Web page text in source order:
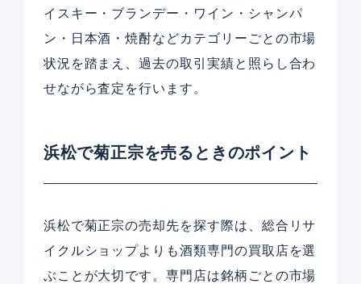
イスキー・ブランデー・ワイン・シャンパ
ン・日本酒・焼酎などカテゴリーごとの市場
状況を踏まえ、過去の取引実績と照らし合わ
せながら査定を行います。
浜松で菊正宗を売るときのポイント
浜松で菊正宗の売却先を探す際は、総合リサ
イクルショップよりも酒類専門の買取店を選
ぶことが大切です。専門店は銘柄ごとの市場